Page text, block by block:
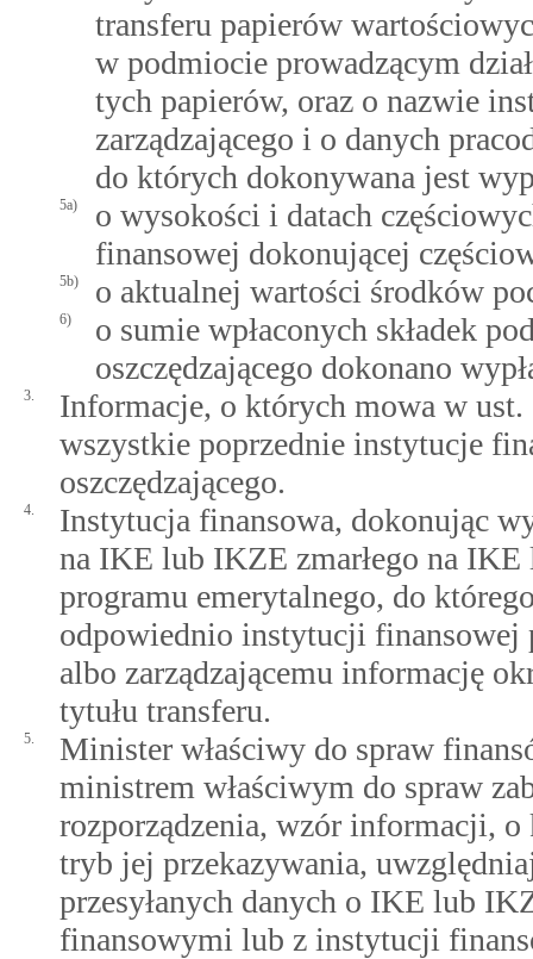
transferu papierów
w podmiocie prowadzącym
tych papierów, oraz o nazwie
zarządzającego i o danych
do których dokonywana jest
5a)
o wysokości i datach
finansowej dokonującej
5b) o aktualnej wartości środków
6)
o sumie wpłaconych składek
oszczędzającego dokonano
3.
Informacje, o których mowa w ust.
wszystkie poprzednie instytucje
oszczędzającego.
4.
Instytucja finansowa, dokonując
na IKE lub IKZE zmarłego na
programu emerytalnego, do
odpowiednio instytucji
albo zarządzającemu informację
tytułu transferu.
5.
Minister właściwy do spraw
ministrem właściwym do spraw
rozporządzenia, wzór informacji,
tryb jej przekazywania,
przesyłanych danych o IKE lub
finansowymi lub z instytucji